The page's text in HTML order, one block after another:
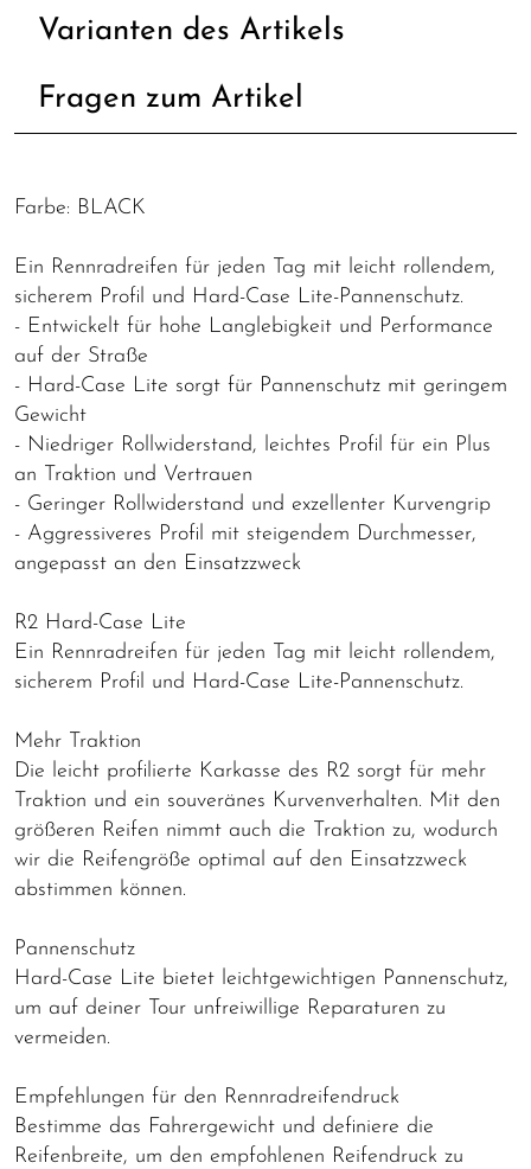
Varianten des Artikels
Fragen zum Artikel
Farbe: BLACK
Ein Rennradreifen für jeden Tag mit leicht rollendem,
sicherem Profil und Hard-Case Lite-Pannenschutz.
- Entwickelt für hohe Langlebigkeit und Performance
auf der Straße
- Hard-Case Lite sorgt für Pannenschutz mit geringem
Gewicht
- Niedriger Rollwiderstand, leichtes Profil für ein Plus
an Traktion und Vertrauen
- Geringer Rollwiderstand und exzellenter Kurvengrip
- Aggressiveres Profil mit steigendem Durchmesser,
angepasst an den Einsatzzweck
R2 Hard-Case Lite
Ein Rennradreifen für jeden Tag mit leicht rollendem,
sicherem Profil und Hard-Case Lite-Pannenschutz.
Mehr Traktion
Die leicht profilierte Karkasse des R2 sorgt für mehr
Traktion und ein souveränes Kurvenverhalten. Mit den
größeren Reifen nimmt auch die Traktion zu, wodurch
wir die Reifengröße optimal auf den Einsatzzweck
abstimmen können.
Pannenschutz
Hard-Case Lite bietet leichtgewichtigen Pannenschutz,
um auf deiner Tour unfreiwillige Reparaturen zu
vermeiden.
Empfehlungen für den Rennradreifendruck
Bestimme das Fahrergewicht und definiere die
Reifenbreite, um den empfohlenen Reifendruck zu